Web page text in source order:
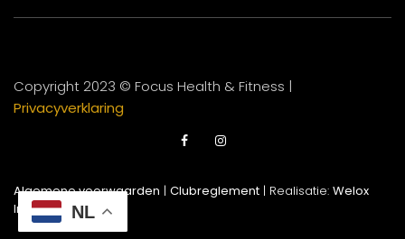
Copyright 2023 © Focus Health & Fitness |
Privacyverklaring
Algemene voorwaarden | Clubreglement | Realisatie: Welox
Internet Services
NL